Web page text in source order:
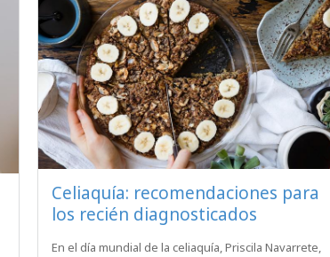
Celiaquía: recomendaciones para
los recién diagnosticados
En el día mundial de la celiaquía, Priscila Navarrete,